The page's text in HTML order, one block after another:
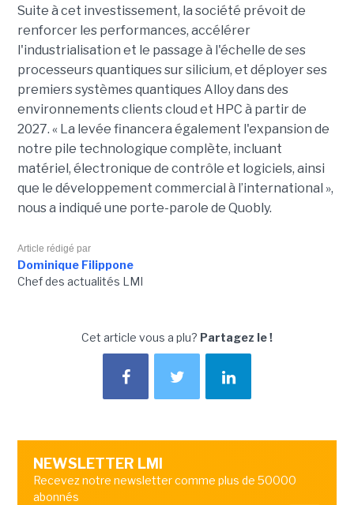
Suite à cet investissement, la société prévoit de
renforcer les performances, accélérer
l'industrialisation et le passage à l'échelle de ses
processeurs quantiques sur silicium, et déployer ses
premiers systèmes quantiques Alloy dans des
environnements clients cloud et HPC à partir de
2027. « La levée financera également l'expansion de
notre pile technologique complète, incluant
matériel, électronique de contrôle et logiciels, ainsi
que le développement commercial à l’international »,
nous a indiqué une porte-parole de Quobly.
Article rédigé par
Dominique Filippone
Chef des actualités LMI
Cet article vous a plu? Partagez le !
NEWSLETTER LMI
Recevez notre newsletter comme plus de 50000
abonnés